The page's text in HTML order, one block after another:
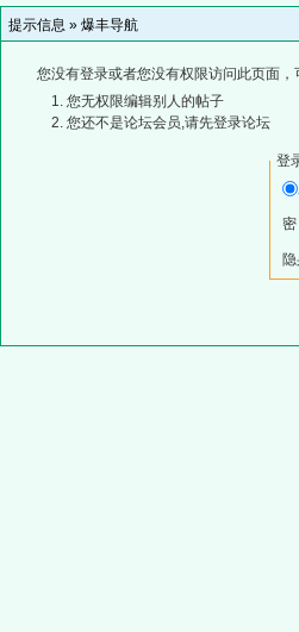
提示信息 » 爆丰导航
您没有登录或者您没有权限访问此页面
您无权限编辑别人的帖子
您还不是论坛会员,请先登录论坛
登